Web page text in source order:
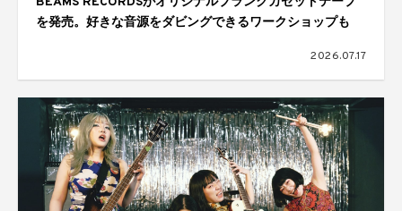
を発売。好きな音源をダビングできるワークショップも
2026.07.17